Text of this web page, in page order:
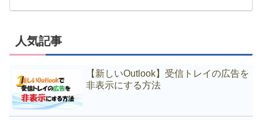
人気記事
【新しいOutlook】受信トレイの広告を
非表示にする方法